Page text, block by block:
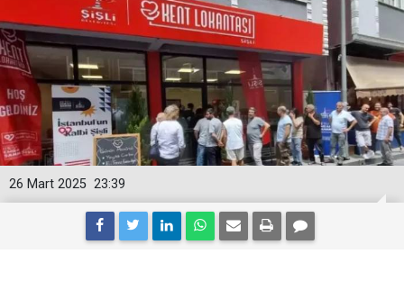
23:39
26 Mart 2025